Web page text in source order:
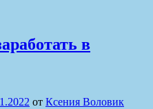
в
от Ксения Воловик